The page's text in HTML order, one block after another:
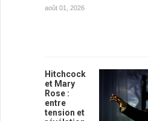
août 01, 2026
Hitchcock
et Mary
Rose :
entre
tension et